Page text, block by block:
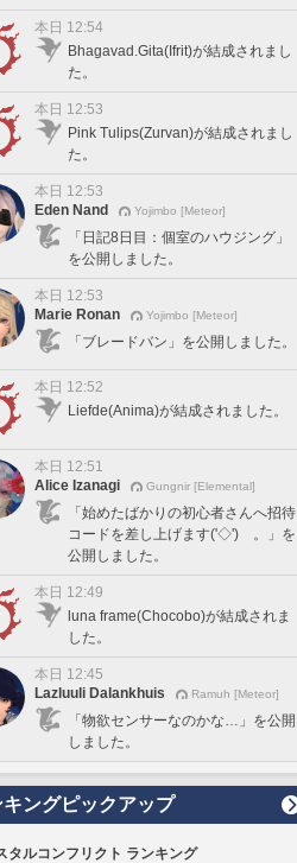
本日 12:54
Bhagavad.Gita(Ifrit)が結成されまし
た。
本日 12:53
Pink Tulips(Zurvan)が結成されまし
た。
本日 12:53
Eden Nand
Yojimbo [Meteor]
「日記8日目：個室のハウジング」
を公開しました。
本日 12:53
Marie Ronan
Yojimbo [Meteor]
「ブレードバン」を公開しました。
本日 12:52
Liefde(Anima)が結成されました。
本日 12:51
Alice Izanagi
Gungnir [Elemental]
「始めたばかりの初心者さんへ招待
コードを差し上げます('◇')ゞ。」を
公開しました。
本日 12:49
luna frame(Chocobo)が結成されま
した。
本日 12:45
Lazluuli Dalankhuis
Ramuh [Meteor]
「物欲センサーなのかな…」を公開
しました。
キングピックアップ
タルコンフリクト ランキング